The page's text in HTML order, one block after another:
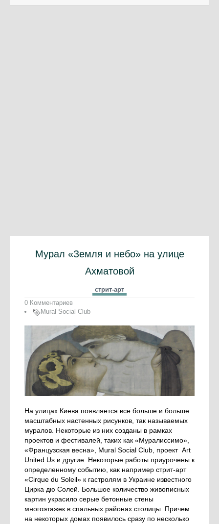
Мурал «Земля и небо» на улице
Ахматовой
стрит-арт
0 Комментариев
Mural Social Club
На улицах Киева появляется все больше и больше
масштабных настенных рисунков, так называемых
муралов. Некоторые из них созданы в рамках
проектов и фестивалей, таких как «Муралиссимо»,
«Французская весна», Mural Social Club, проект Art
United Us и другие. Некоторые работы приурочены к
определенному событию, как например стрит-арт
«Cirque du Soleil» к гастролям в Украине известного
Цирка дю Солей. Большое количество живописных
картин украсило серые бетонные стены
многоэтажек в спальных районах столицы. Причем
на некоторых домах появилось сразу по несколько